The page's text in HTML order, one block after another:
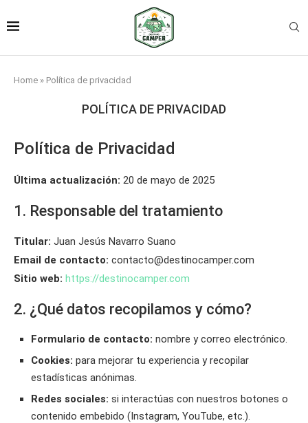
Home » Política de privacidad
POLÍTICA DE PRIVACIDAD
Política de Privacidad
Última actualización: 20 de mayo de 2025
1. Responsable del tratamiento
Titular: Juan Jesús Navarro Suano
Email de contacto: contacto@destinocamper.com
Sitio web: https://destinocamper.com
2. ¿Qué datos recopilamos y cómo?
Formulario de contacto: nombre y correo electrónico.
Cookies: para mejorar tu experiencia y recopilar
estadísticas anónimas.
Redes sociales: si interactúas con nuestros botones o
contenido embebido (Instagram, YouTube, etc.).